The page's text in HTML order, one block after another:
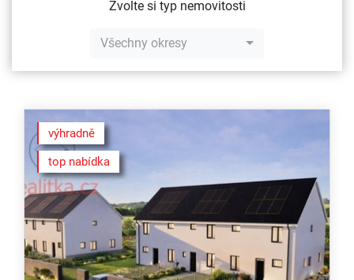
Zvolte si typ nemovitosti
Všechny okresy
výhradně
top nabídka